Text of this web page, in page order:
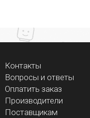
Контакты
Вопросы и ответы
Оплатить заказ
Производители
Поставщикам